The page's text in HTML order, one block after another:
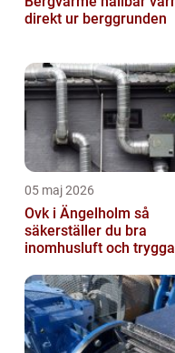
direkt ur berggrunden
05 maj 2026
Ovk i Ängelholm så
säkerställer du bra
inomhusluft och trygga